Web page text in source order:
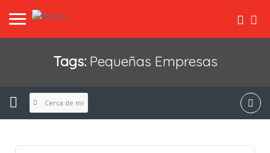
Tags: Pequeñas Empresas
Cerca de mi